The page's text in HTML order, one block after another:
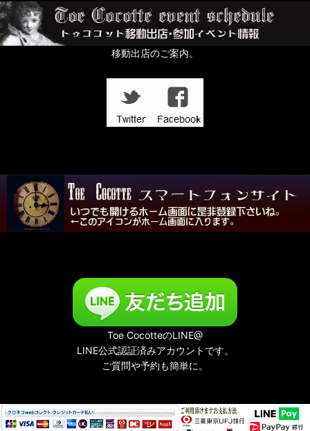
移動出店のご案内。
Toe CocotteのLINE@
LINE公式認証済みアカウントです。
ご質問や予約も簡単に。